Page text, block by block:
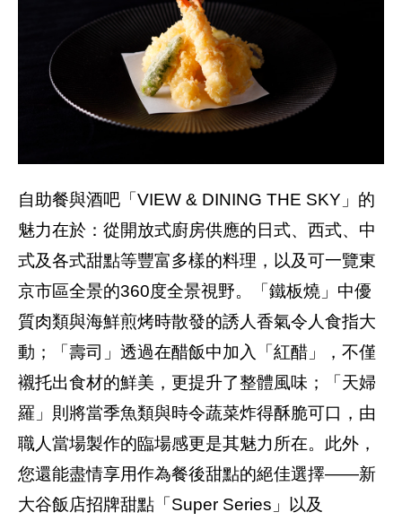
自助餐與酒吧「VIEW & DINING THE SKY」的
魅力在於：從開放式廚房供應的日式、西式、中
式及各式甜點等豐富多樣的料理，以及可一覽東
京市區全景的360度全景視野。「鐵板燒」中優
質肉類與海鮮煎烤時散發的誘人香氣令人食指大
動；「壽司」透過在醋飯中加入「紅醋」，不僅
襯托出食材的鮮美，更提升了整體風味；「天婦
羅」則將當季魚類與時令蔬菜炸得酥脆可口，由
職人當場製作的臨場感更是其魅力所在。此外，
您還能盡情享用作為餐後甜點的絕佳選擇——新
大谷飯店招牌甜點「Super Series」以及